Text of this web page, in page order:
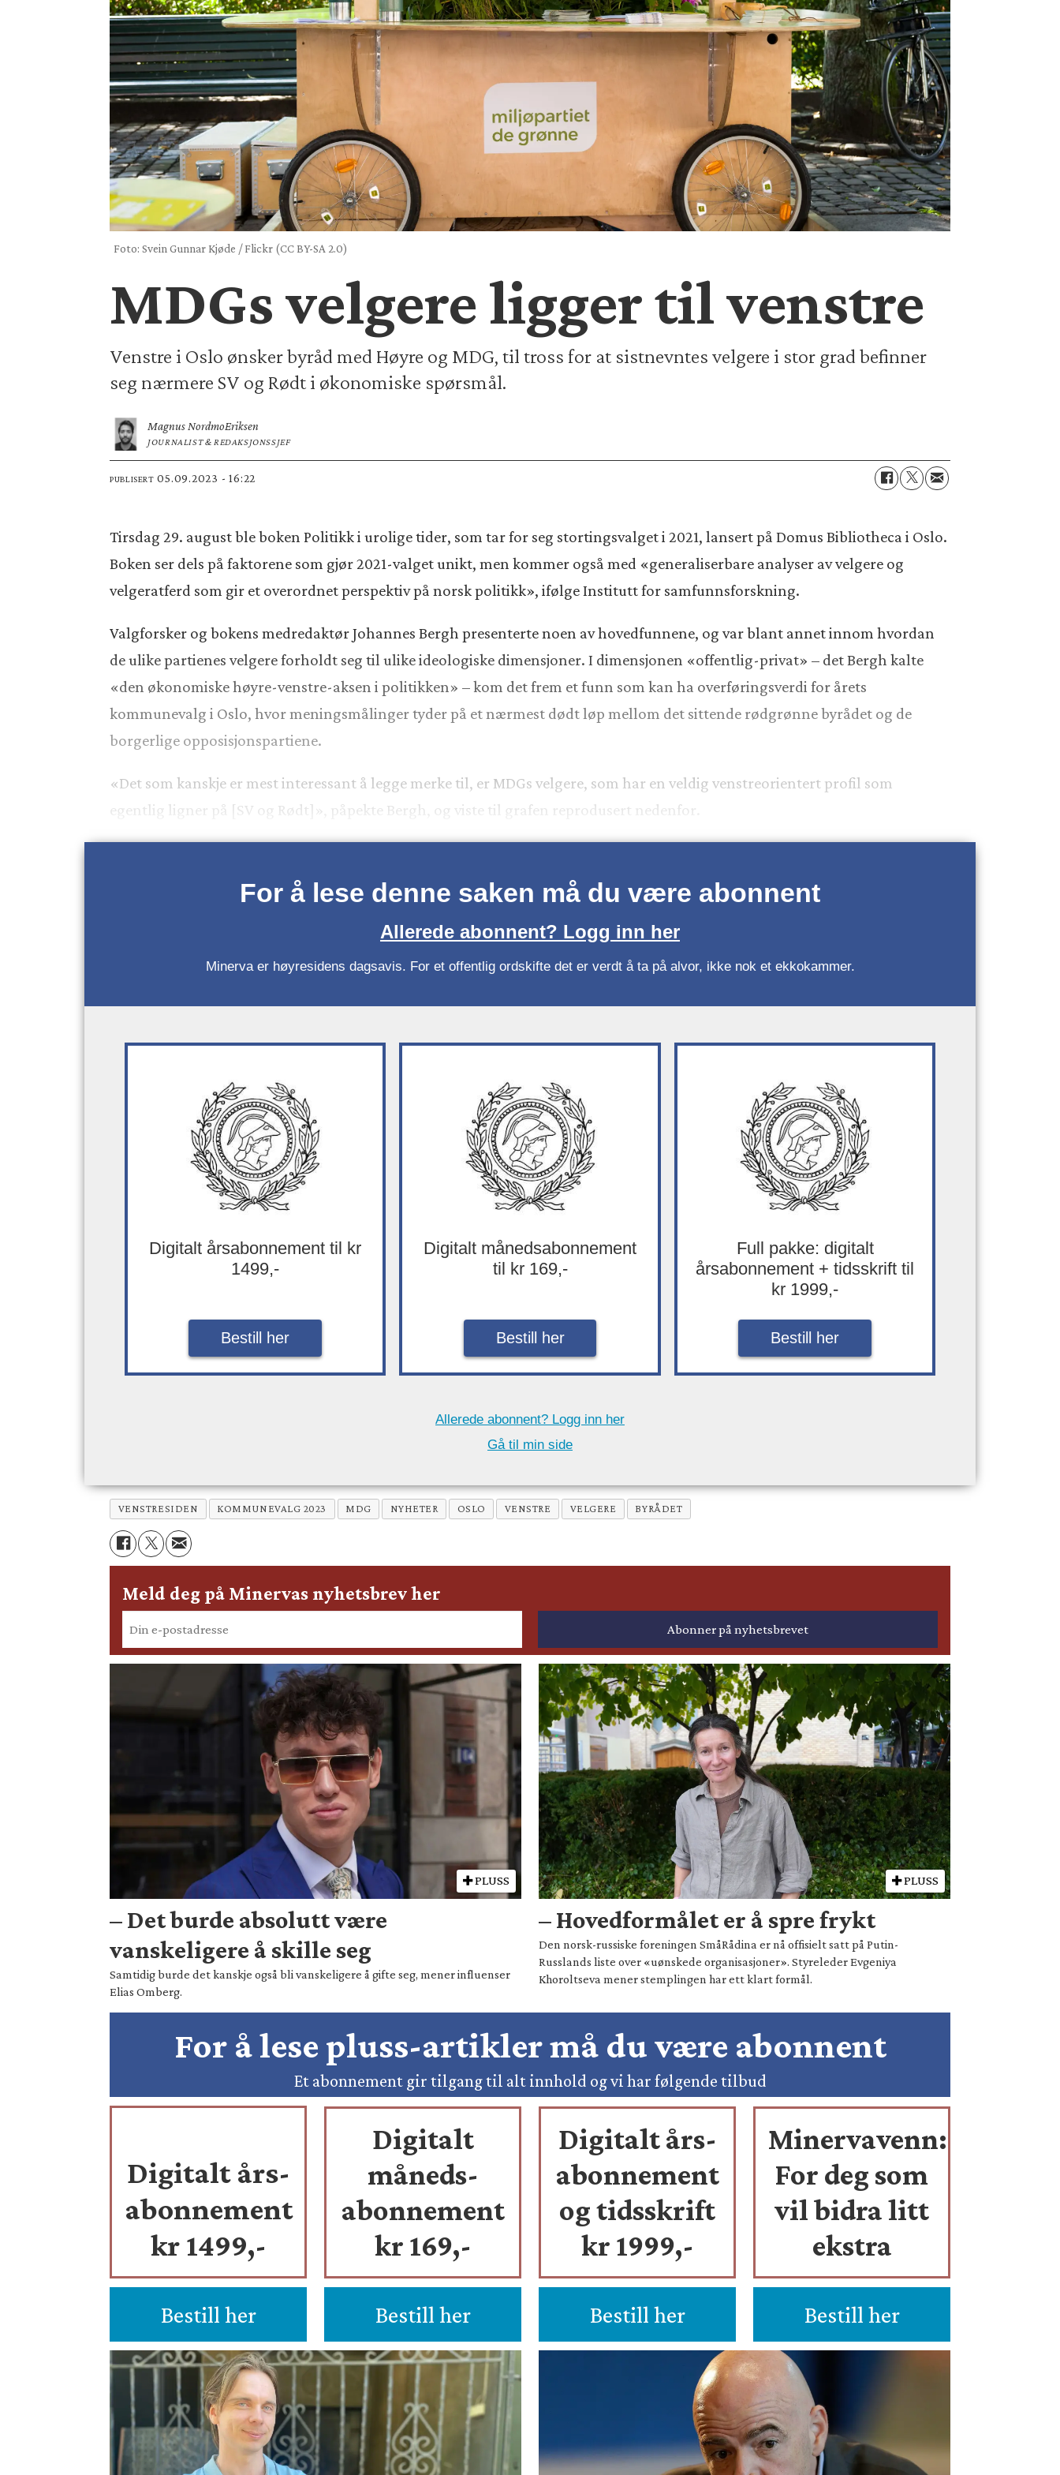
Foto: Svein Gunnar Kjøde / Flickr (CC BY-SA 2.0)
MDGs velgere ligger til venstre
Venstre i Oslo ønsker byråd med Høyre og MDG, til tross for at sistnevntes velgere i stor grad befinner
seg nærmere SV og Rødt i økonomiske spørsmål.
Magnus NordmoEriksen
JOURNALIST & REDAKSJONSSJEF
PUBLISERT 05.09.2023 - 16:22
Tirsdag 29. august ble boken Politikk i urolige tider, som tar for seg stortingsvalget i 2021, lansert på Domus Bibliotheca i Oslo.
Boken ser dels på faktorene som gjør 2021-valget unikt, men kommer også med «generaliserbare analyser av velgere og
velgeratferd som gir et overordnet perspektiv på norsk politikk», ifølge Institutt for samfunnsforskning.
Valgforsker og bokens medredaktør Johannes Bergh presenterte noen av hovedfunnene, og var blant annet innom hvordan
de ulike partienes velgere forholdt seg til ulike ideologiske dimensjoner. I dimensjonen «offentlig-privat» – det Bergh kalte
«den økonomiske høyre-venstre-aksen i politikken» – kom det frem et funn som kan ha overføringsverdi for årets
kommunevalg i Oslo, hvor meningsmålinger tyder på et nærmest dødt løp mellom det sittende rødgrønne byrådet og de
borgerlige opposisjonspartiene.
«Det som kanskje er mest interessant å legge merke til, er MDGs velgere, som har en veldig venstreorientert profil som
egentlig ligner på [SV og Rødt]», påpekte Bergh, og viste til grafen reprodusert nedenfor.
For å lese denne saken må du være abonnent
Allerede abonnent? Logg inn her
Minerva er høyresidens dagsavis. For et offentlig ordskifte det er verdt å ta på alvor, ikke nok et ekkokammer.
Digitalt årsabonnement til kr
1499,-
Bestill her
Digitalt månedsabonnement
til kr 169,-
Bestill her
Full pakke: digitalt
årsabonnement + tidsskrift til
kr 1999,-
Bestill her
Allerede abonnent? Logg inn her
Gå til min side
VENSTRESIDEN KOMMUNEVALG 2023 MDG NYHETER OSLO VENSTRE VELGERE BYRÅDET
Meld deg på Minervas nyhetsbrev her
PLUSS
– Det burde absolutt være
vanskeligere å skille seg
Samtidig burde det kanskje også bli vanskeligere å gifte seg, mener influenser
Elias Omberg.
PLUSS
– Hovedformålet er å spre frykt
Den norsk-russiske foreningen SmåRådina er nå offisielt satt på Putin-
Russlands liste over «uønskede organisasjoner». Styreleder Evgeniya
Khoroltseva mener stemplingen har ett klart formål.
For å lese pluss-artikler må du være abonnent
Et abonnement gir tilgang til alt innhold og vi har følgende tilbud
Digitalt års-
abonnement
kr 1499,-
Bestill her
Digitalt
måneds-
abonnement
kr 169,-
Bestill her
Digitalt års-
abonnement
og tidsskrift
kr 1999,-
Bestill her
Minervavenn:
For deg som
vil bidra litt
ekstra
Bestill her